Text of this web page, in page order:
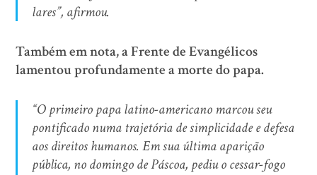
lares”, afirmou.
Também em nota, a Frente de Evangélicos
lamentou profundamente a morte do papa.
“O primeiro papa latino-americano marcou seu
pontificado numa trajetória de simplicidade e defesa
aos direitos humanos. Em sua última aparição
pública, no domingo de Páscoa, pediu o cessar-fogo